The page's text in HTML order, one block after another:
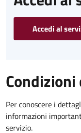
Accedi al
Per conoscere i
informazioni
servizio.